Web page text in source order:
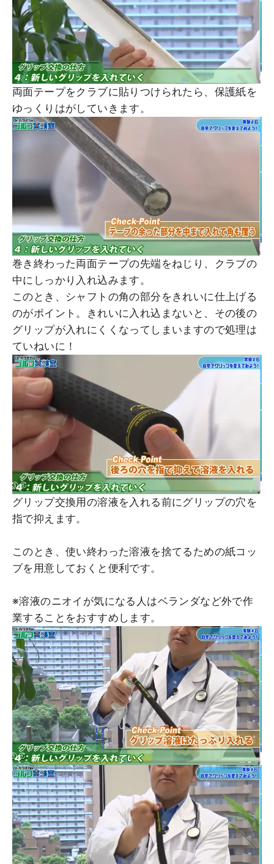
両面テープをクラブに貼りつけられたら、保護紙を
ゆっくりはがしていきます。
巻き終わった両面テープの先端をねじり、クラブの
中にしっかり入れ込みます。
このとき、シャフトの角の部分をきれいに仕上げる
のがポイント。きれいに入れ込まないと、その後の
グリップが入れにくくなってしまいますので処理は
ていねいに！
グリップ交換用の溶液を入れる前にグリップの穴を
指で抑えます。
このとき、使い終わった溶液を捨てるための紙コッ
プを用意しておくと便利です。
※溶液のニオイが気になる人はベランダなど外で作
業することをおすすめします。